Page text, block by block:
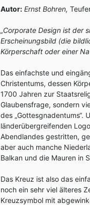
Autor: Ernst Bohren,
„Corporate Design ist der
Erscheinungsbild (die
Körperschaft oder einer
Das einfachste und
Christentums, dessen
1700 Jahren zur
Glaubensfrage, sondern
des „Gottesgnadentums“.
länderübergreifenden
Abendlandes gestritten,
aber auch manche
Balkan und die Mauren in
Das Kreuz ist also das
noch ein sehr viel älteres
Kreuzsymbol mit